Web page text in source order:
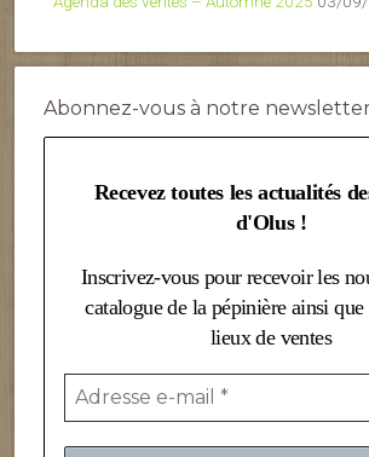
Abonnez-vous à notre newsletter
Recevez toutes les actualités
d'Olus !
Inscrivez-vous pour recevoir les
catalogue de la pépinière ainsi que
lieux de ventes